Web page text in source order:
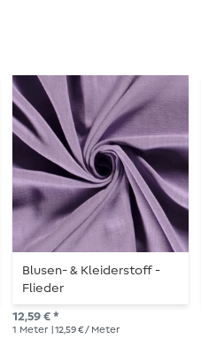
Blusen- & Kleiderstoff -
Flieder
12,59 € *
1 Meter | 12,59 € / Meter